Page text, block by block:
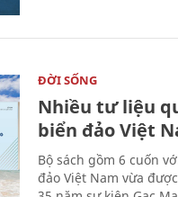
ĐỜI SỐNG
Nhiều tư liệu
biển đảo Việt
Bộ sách gồm 6 cuốn
đảo Việt Nam vừa